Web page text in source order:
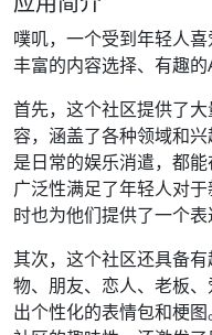
噗叽，一个受到年轻人
丰富的内容选择、有趣的
首先，这个社区提供了
容，涵盖了各种领域和
是日常的娱乐消遣，都
广泛性满足了年轻人对
时也为他们提供了一个表
其次，这个社区还具备
物、朋友、恋人、老板
出个性化的表情包和梗